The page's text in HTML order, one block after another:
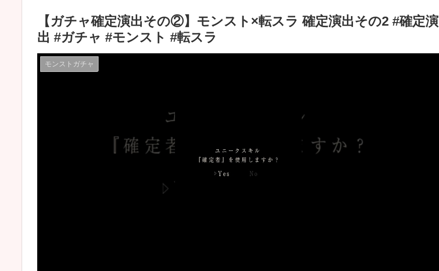
【ガチャ確定演出その②】モンスト×転スラ 確定演出その2 #確定演
出 #ガチャ #モンスト #転スラ
モンストガチャ